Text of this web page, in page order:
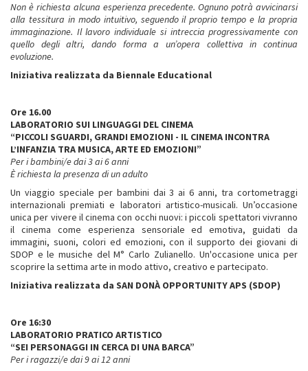
Non è richiesta alcuna esperienza precedente. Ognuno potrà avvicinarsi
alla tessitura in modo intuitivo, seguendo il proprio tempo e la propria
immaginazione. Il lavoro individuale si intreccia progressivamente con
quello degli altri, dando forma a un’opera collettiva in continua
evoluzione.
Iniziativa realizzata da Biennale Educational
Ore 16.00
LABORATORIO SUI LINGUAGGI DEL CINEMA
“PICCOLI SGUARDI, GRANDI EMOZIONI - IL CINEMA INCONTRA
L’INFANZIA TRA MUSICA, ARTE ED EMOZIONI”
Per i bambini/e dai 3 ai 6 anni
È richiesta la presenza di un adulto
Un viaggio speciale per bambini dai 3 ai 6 anni, tra cortometraggi
internazionali premiati e laboratori artistico-musicali. Un’occasione
unica per vivere il cinema con occhi nuovi: i piccoli spettatori vivranno
il cinema come esperienza sensoriale ed emotiva, guidati da
immagini, suoni, colori ed emozioni, con il supporto dei giovani di
SDOP e le musiche del M° Carlo Zulianello. Un'occasione unica per
scoprire la settima arte in modo attivo, creativo e partecipato.
Iniziativa realizzata da SAN DONÀ OPPORTUNITY APS (SDOP)
Ore 16:30
LABORATORIO PRATICO ARTISTICO
“SEI PERSONAGGI IN CERCA DI UNA BARCA”
Per i ragazzi/e dai 9 ai 12 anni